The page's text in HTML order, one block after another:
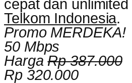
cepat dan unlimited
Telkom Indonesia.
Promo MERDEKA!
50 Mbps
HargaRp 387.000
Rp 320.000